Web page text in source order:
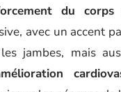
du corps
avec un accent
jambes, mais